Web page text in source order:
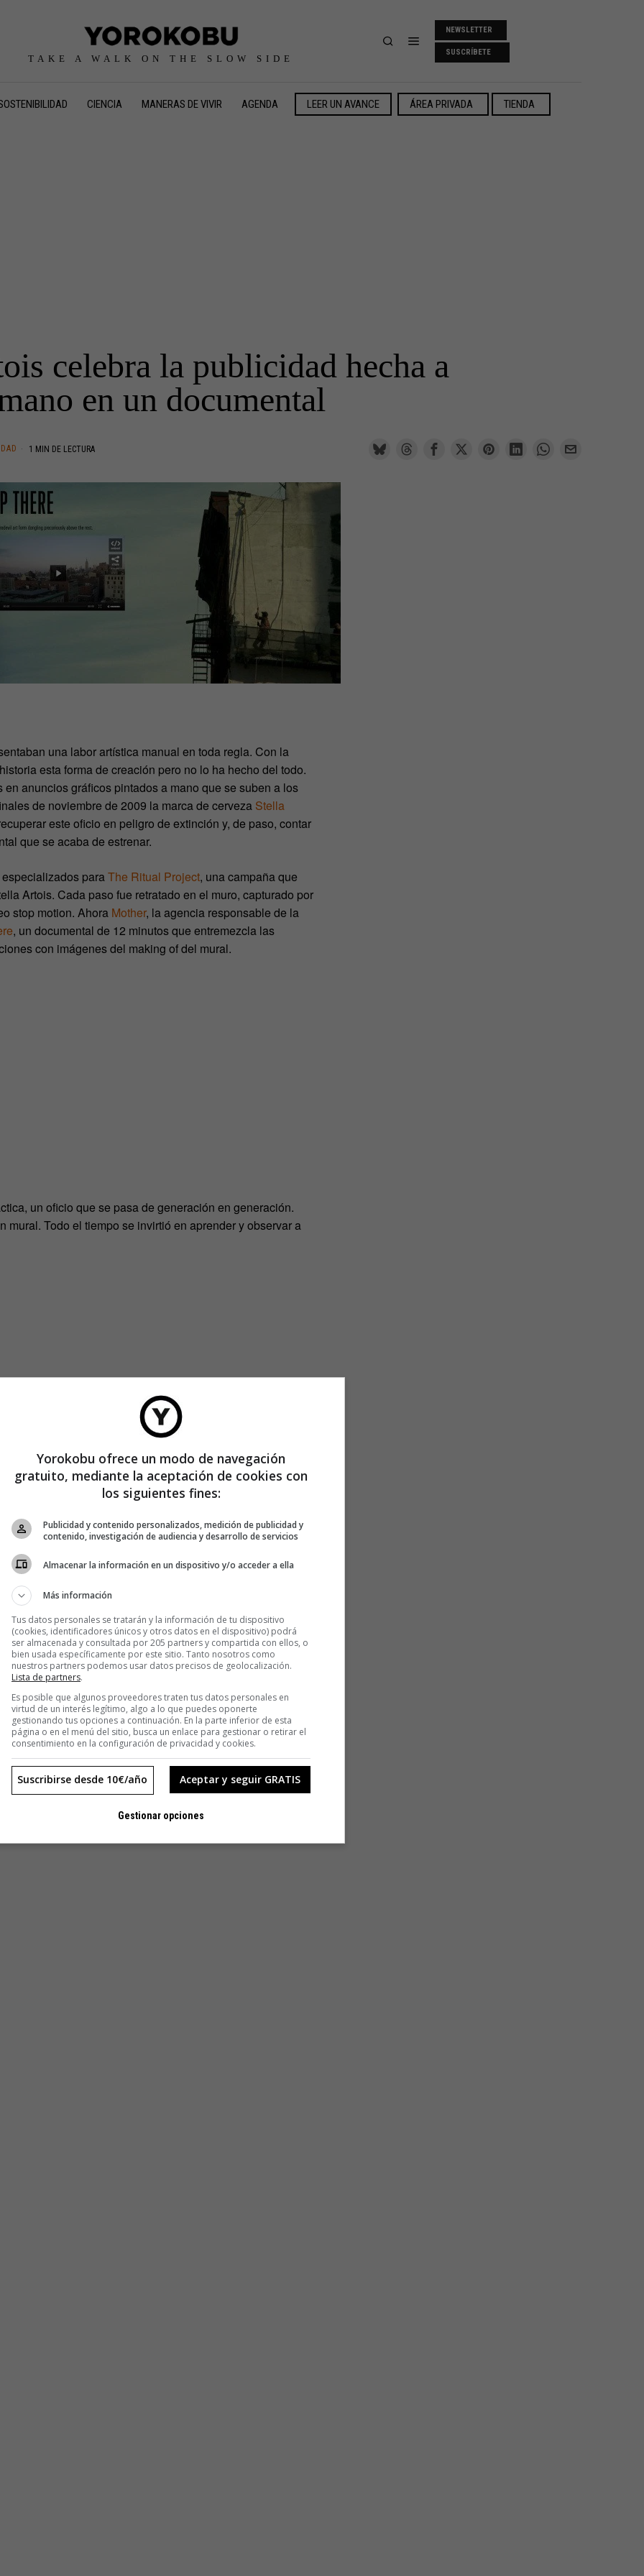
TAKE A WALK ON THE SLOW SIDE
NEWSLETTER
SUSCRÍBETE
CIENCIA MANERAS DE VIVIR AGENDA LEER UN AVANCE ÁREA PRIVADA TIENDA
celebra la publicidad hecha a
en un documental
1 MIN DE LECTURA
una labor artística manual en toda regla. Con la
esta forma de creación pero no lo ha hecho del todo.
anuncios gráficos pintados a mano que se suben a los
de noviembre de 2009 la marca de cerveza Stella
este oficio en peligro de extinción y, de paso, contar
que se acaba de estrenar.
paraThe Ritual Project, una campaña que
Artois. Cada paso fue retratado en el muro, capturado por
stop motion. Ahora Mother, la agencia responsable de la
, un documental de 12 minutos que entremezcla las
con imágenes del making of del mural.
un oficio que se pasa de generación en generación.
Todo el tiempo se invirtió en aprender y observar a
es creíble, cuenta una historia interesante, está bien
gira alrededor de estas acciones. Se nota que ha sido
publicitarios fingiendo ser directores de documentales
muy bien ser directores de documentales).
Yorokobu ofrece un modo de navegación
gratuito, mediante la aceptación de cookies con
los siguientes fines:
Publicidad y contenido personalizados, medición de publicidad y
contenido, investigación de audiencia y desarrollo de servicios
Almacenar la información en un dispositivo y/o acceder a ella
Más información
Tus datos personales se tratarán y la información de tu dispositivo
(cookies, identificadores únicos y otros datos en el dispositivo) podrá
ser almacenada y consultada por 205 partners y compartida con ellos, o
bien usada específicamente por este sitio. Tanto nosotros como
nuestros partners podemos usar datos precisos de geolocalización.
Lista de partners.
Es posible que algunos proveedores traten tus datos personales en
virtud de un interés legítimo, algo a lo que puedes oponerte
gestionando tus opciones a continuación. En la parte inferior de esta
página o en el menú del sitio, busca un enlace para gestionar o retirar el
consentimiento en la configuración de privacidad y cookies.
Aceptar y seguir GRATIS
Suscribirse desde 10€/año
Gestionar opciones